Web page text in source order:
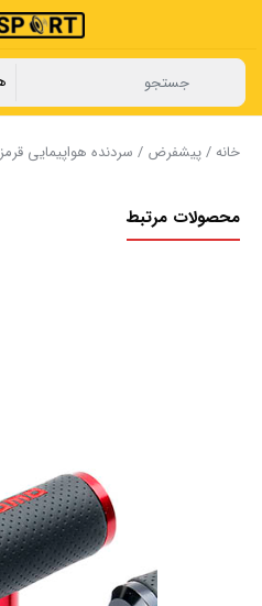
خانه/پیشفرض / سردنده هواپیمایی قرمز
محصولات مرتبط